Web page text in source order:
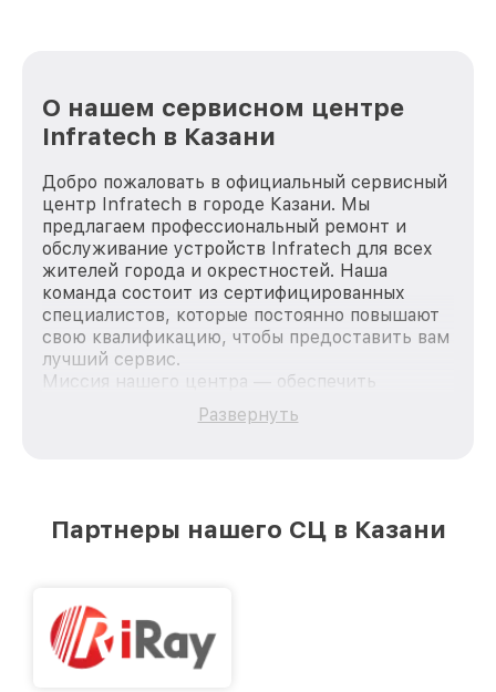
О нашем сервисном центре
Infratech в Казани
Добро пожаловать в официальный сервисный
центр Infratech в городе Казани. Мы
предлагаем профессиональный ремонт и
обслуживание устройств Infratech для всех
жителей города и окрестностей. Наша
команда состоит из сертифицированных
специалистов, которые постоянно повышают
свою квалификацию, чтобы предоставить вам
лучший сервис.
Миссия нашего центра — обеспечить
качественный и доступный ремонт для
каждого пользователя продукции Infratech,
лучшим сервисным центром Infratech в
Развернуть
Партнеры нашего СЦ в Казани